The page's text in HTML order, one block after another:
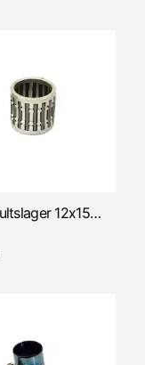
Kolvbultslager 12x15x15mm "Silver plated"